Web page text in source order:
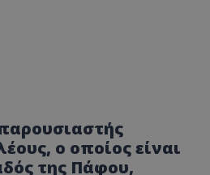
ο οποίος είναι
της Πάφου,